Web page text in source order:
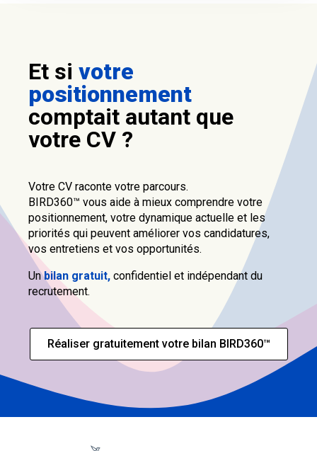
Et si votre
positionnement
comptait autant que
votre CV ?
Votre CV raconte votre parcours.
BIRD360™ vous aide à mieux comprendre votre
positionnement, votre dynamique actuelle et les
priorités qui peuvent améliorer vos candidatures,
vos entretiens et vos opportunités.
Unbilan gratuit, confidentiel et indépendant du
recrutement.
Réaliser gratuitement votre bilan BIRD360™